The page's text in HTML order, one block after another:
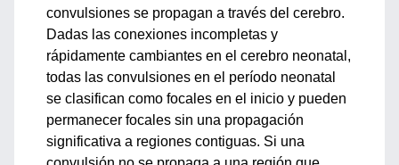
convulsiones se propagan a través del cerebro.
Dadas las conexiones incompletas y
rápidamente cambiantes en el cerebro neonatal,
todas las convulsiones en el período neonatal
se clasifican como focales en el inicio y pueden
permanecer focales sin una propagación
significativa a regiones contiguas. Si una